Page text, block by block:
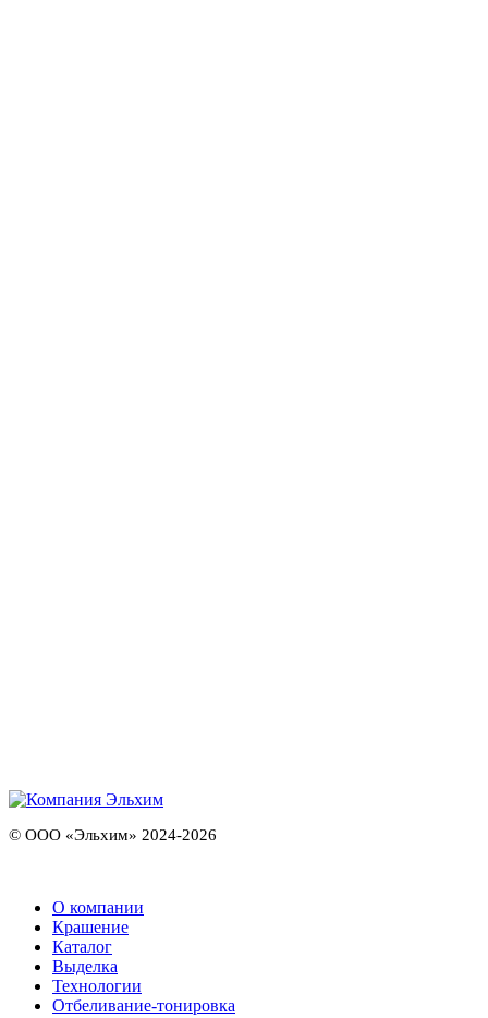
© ООО «Эльхим» 2024-2026
О компании
Крашение
Каталог
Выделка
Технологии
Отбеливание-тонировка